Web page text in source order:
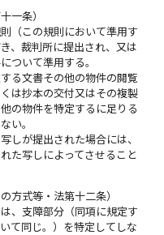
一条）
（この規則において準用す
、裁判所に提出され、又は
ついて準用する。
る文書その他の物件の閲覧
は抄本の交付又はその複製
の物件を特定するに足りる
い。
しが提出された場合には、
た写しによってさせること
方式等・法第十二条）
、支障部分（同項に規定す
て同じ。）を特定してしな